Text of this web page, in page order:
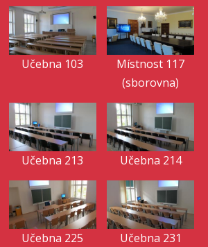
Učebna 103
Místnost 117
(sborovna)
Učebna 213 Učebna 214
Učebna 225 Učebna 231